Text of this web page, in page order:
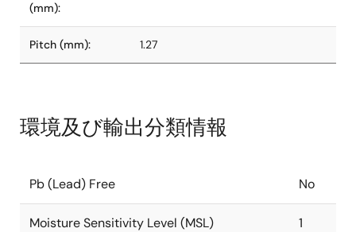
(mm):
Pitch (mm): 1.27
環境及び輸出分類情報
Pb (Lead) Free No
Moisture Sensitivity Level (MSL) 1